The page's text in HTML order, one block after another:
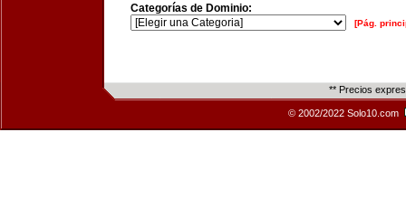
Categorías de Dominio:
[Pág.
** Precios
© 2002/2022 Solo10.com